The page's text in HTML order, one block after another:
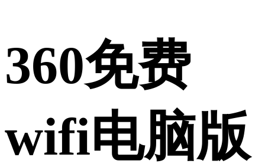
360免费
wifi电脑版